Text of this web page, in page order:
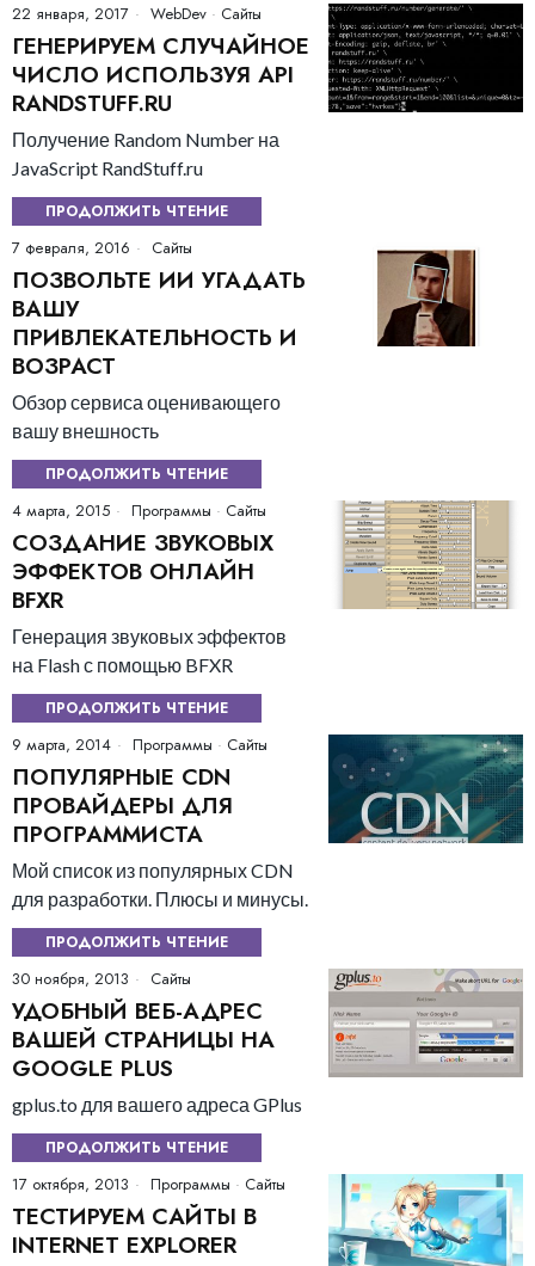
22 января, 2017 WebDev · Сайты
ГЕНЕРИРУЕМ СЛУЧАЙНОЕ
ЧИСЛО ИСПОЛЬЗУЯ API
RANDSTUFF.RU
Получение Random Number на
JavaScript RandStuff.ru
ПРОДОЛЖИТЬ ЧТЕНИЕ
7 февраля, 2016 Сайты
ПОЗВОЛЬТЕ ИИ УГАДАТЬ
ВАШУ
ПРИВЛЕКАТЕЛЬНОСТЬ И
ВОЗРАСТ
Обзор сервиса оценивающего
вашу внешность
ПРОДОЛЖИТЬ ЧТЕНИЕ
4 марта, 2015 Программы · Сайты
СОЗДАНИЕ ЗВУКОВЫХ
ЭФФЕКТОВ ОНЛАЙН
BFXR
Генерация звуковых эффектов
на Flash с помощью BFXR
ПРОДОЛЖИТЬ ЧТЕНИЕ
9 марта, 2014 Программы · Сайты
ПОПУЛЯРНЫЕ CDN
ПРОВАЙДЕРЫ ДЛЯ
ПРОГРАММИСТА
Мой список из популярных CDN
для разработки. Плюсы и минусы.
ПРОДОЛЖИТЬ ЧТЕНИЕ
30 ноября, 2013 Сайты
УДОБНЫЙ ВЕБ-АДРЕС
ВАШЕЙ СТРАНИЦЫ НА
GOOGLE PLUS
gplus.to для вашего адреса GPlus
ПРОДОЛЖИТЬ ЧТЕНИЕ
17 октября, 2013 Программы · Сайты
ТЕСТИРУЕМ САЙТЫ В
INTERNET EXPLORER